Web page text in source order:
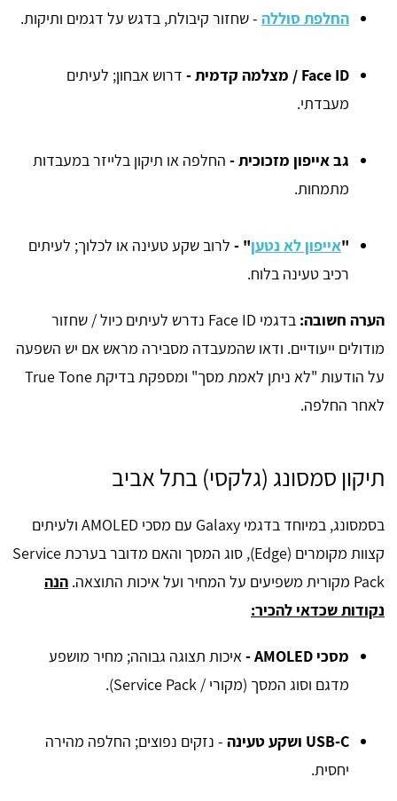
החלפת סוללה - שחזור קיבולת, בדגש על דגמים ותיקות.
Face ID / מצלמה קדמית -
דרוש אבחון; לעיתים
מעבדתי.
גב אייפון מזכוכית - החלפה או תיקון בלייזר במעבדות
מתמחות.
"אייפון לא נטען" - לרוב שקע טעינה או לכלוך; לעיתים
רכיב טעינה בלוח.
הערה חשובה:
בדגמי Face ID נדרש לעיתים כיול / שחזור
מודולים ייעודיים. ודאו שהמעבדה מסבירה מראש אם יש השפעה
על הודעות "לא ניתן לאמת מסך" ומספקת בדיקת True Tone
לאחר החלפה.
תיקון סמסונג (גלקסי) בתל אביב
בסמסונג, במיוחד בדגמי Galaxy עם מסכי AMOLED ולעיתים
קצוות מקומרים (Edge), סוג המסך והאם מדובר בערכת Service
Pack מקורית משפיעים על המחיר ועל איכות התוצאה.
הנה
נקודות שכדאי להכיר:
מסכי AMOLED -
איכות תצוגה גבוהה; מחיר מושפע
מדגם וסוג המסך (מקורי / Service Pack).
USB‑C ושקע טעינה
- נזקים נפוצים; החלפה מהירה
יחסית.